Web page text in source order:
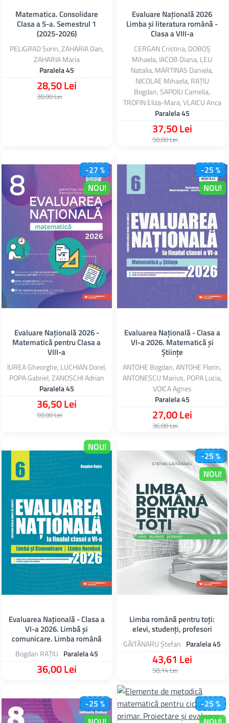
PELIGRAD Sorin, ZAHARIA Dan,
ZAHARIA Maria
Paralela 45
Matematica. Consolidare
Clasa a 5-a. Semestrul 1
(2025-2026)
28,50 Lei
38,00 Lei
CERGAN Cristina, DOBOȘ
Mihaela, IACOB Diana, LEU
Natalia, MARTINAS Daniela,
NICOLAE Mihaela, RAȚIU
Bogdan, SAPOIU Camelia,
TROFIN Eliza-Mara, VLAICU Anca
Paralela 45
Evaluare Națională 2026
Limba și literatura română -
Clasa a VIII-a
37,50 Lei
50,00 Lei
NOU!
-27 %
IUREA Gheorghe, LUCHIAN Dorel,
POPA Gabriel, ZANOSCHI Adrian
Paralela 45
Evaluare Națională 2026 -
Matematică pentru Clasa a
VIII-a
36,50 Lei
50,00 Lei
NOU!
-25 %
ANTOHE Bogdan, ANTOHE Florin,
ANTONESCU Marius, POPA Lucia,
VOICA Agnes
Paralela 45
Evaluarea Națională - Clasa a
VI-a 2026. Matematică și
Științe
27,00 Lei
36,00 Lei
NOU!
Bogdan RAȚIU Paralela 45
Evaluarea Națională - Clasa a
VI-a 2026. Limbă și
comunicare. Limba română
36,00 Lei
NOU!
-25 %
GĂITĂNARU Ștefan Paralela 45
Limba română pentru toți:
elevi, studenți, profesori
43,61 Lei
58,14 Lei
-25 %
-25 %